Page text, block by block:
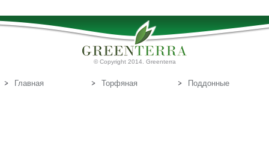
© Copyright 2014. Greenterra
Главная
Торфяная
Поддонные